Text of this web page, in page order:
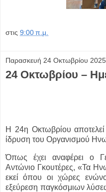
στις 9:00 π.μ.
Παρασκευή 24 Οκτωβρίου 2025
24 Οκτωβρίου –
Η 24η Οκτωβρίου αποτελεί
ίδρυση του Οργανισμού
Όπως έχει αναφέρει ο
Αντώνιο Γκουτέρες, «Τα
εκεί όπου οι χώρες
εξεύρεση παγκόσμιων